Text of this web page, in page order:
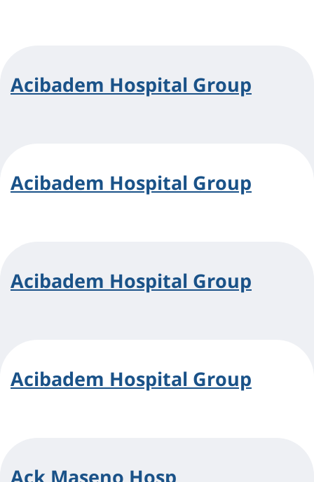
Acibadem Hospital Group
Acibadem Hospital Group
Acibadem Hospital Group
Acibadem Hospital Group
Ack Maseno Hosp